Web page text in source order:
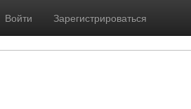
Войти Зарегистрироваться